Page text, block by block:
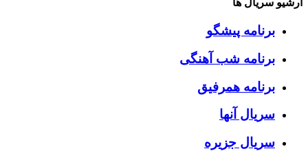
آرشیو سریال ها
برنامه پیشگو
برنامه شب آهنگی
برنامه همرفیق
سریال آنها
سریال جزیره